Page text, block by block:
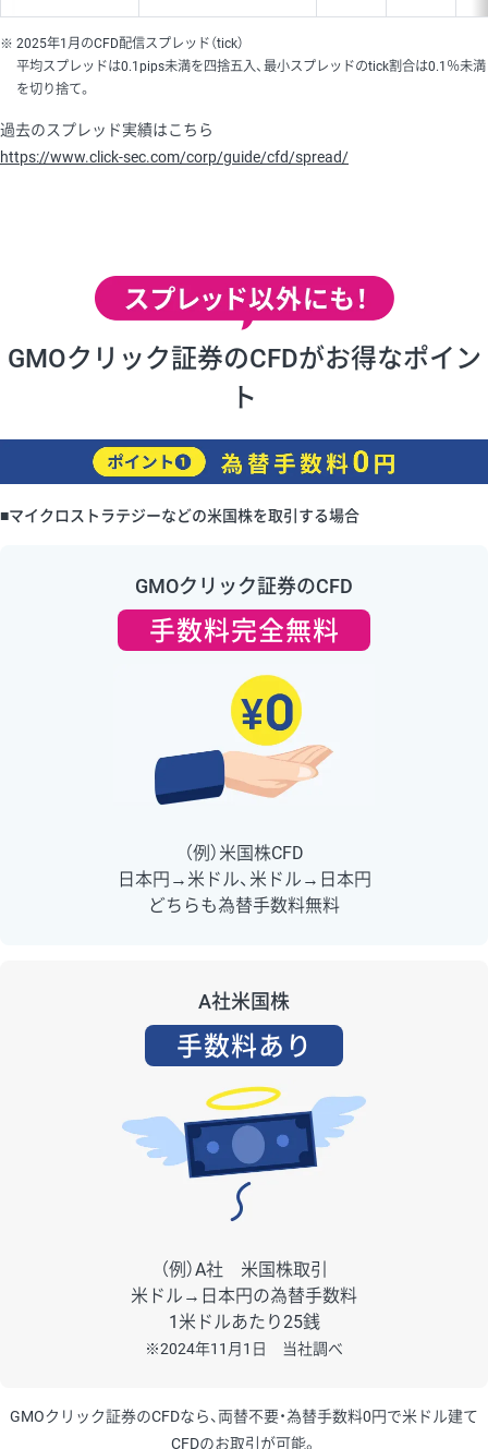
2025年1月のCFD配信スプレッド（tick）
平均スプレッドは0.1pips未満を四捨五入、最小スプレッドのtick割合は0.1％未満
を切り捨て。
過去のスプレッド実績はこちら
https://www.click-sec.com/corp/guide/cfd/spread/
GMOクリック証券のCFDがお得なポイン
ト
■マイクロストラテジーなどの米国株を取引する場合
GMOクリック証券のCFD
手数料完全無料
（例）米国株CFD
日本円→米ドル、米ドル→日本円
どちらも為替手数料無料
A社米国株
手数料あり
（例）A社 米国株取引
米ドル→日本円の為替手数料
1米ドルあたり25銭
※2024年11月1日 当社調べ
GMOクリック証券のCFDなら、両替不要・為替手数料0円で米ドル建て
CFDのお取引が可能。